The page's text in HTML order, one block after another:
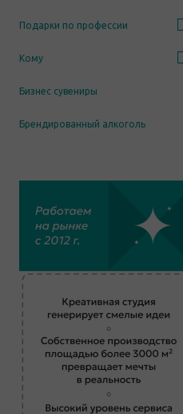
Подарки по профессии
Кому
Бизнес сувениры
Брендированный алкоголь